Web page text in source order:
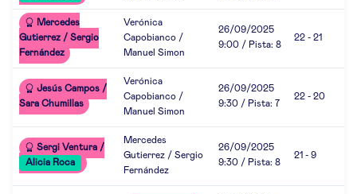
Mercedes
Gutierrez / Sergio
Fernández
Verónica
Capobianco /
Manuel Simon
26/09/2025
9:00 / Pista: 8
22 - 21
Jesús Campos /
Sara Chumillas
Verónica
Capobianco /
Manuel Simon
26/09/2025
9:30 / Pista: 7
22 - 20
Sergi Ventura /
Alicia Roca
Mercedes
Gutierrez / Sergio
Fernández
26/09/2025
9:30 / Pista: 8
21 - 9